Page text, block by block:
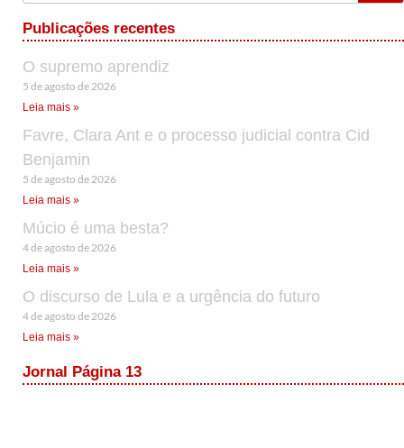
Publicações recentes
O supremo aprendiz
5 de agosto de 2026
Leia mais »
Favre, Clara Ant e o processo judicial contra Cid
Benjamin
5 de agosto de 2026
Leia mais »
Múcio é uma besta?
4 de agosto de 2026
Leia mais »
O discurso de Lula e a urgência do futuro
4 de agosto de 2026
Leia mais »
Jornal Página 13